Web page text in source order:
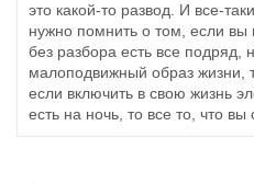
это какой-то развод. И все-
нужно помнить о том, если вы
без разбора есть все подряд,
малоподвижный образ жизни,
если включить в свою жизнь
есть на ночь, то все то, что